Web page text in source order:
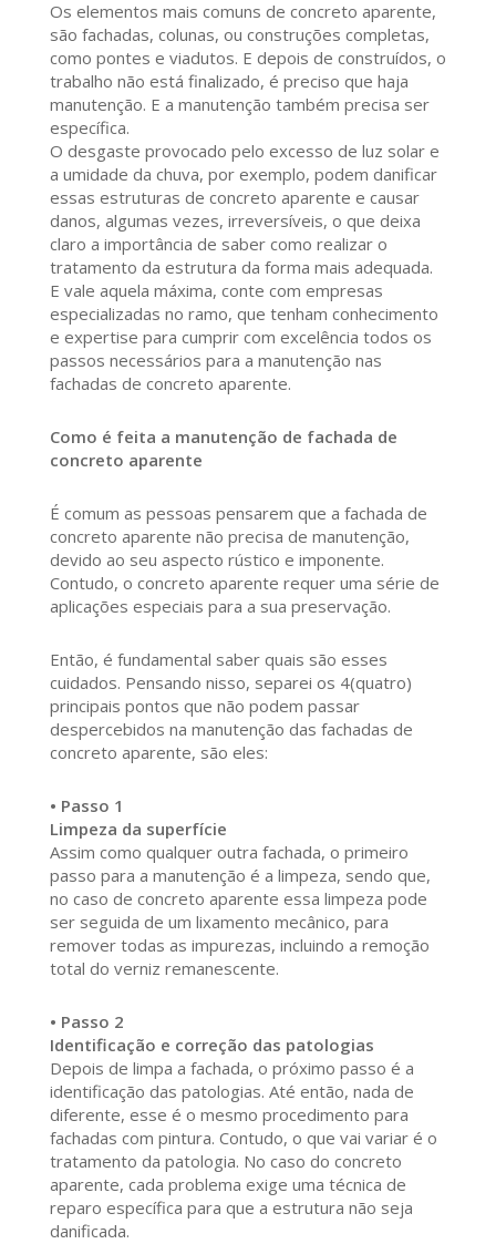
Os elementos mais comuns de concreto aparente,
são fachadas, colunas, ou construções completas,
como pontes e viadutos. E depois de construídos, o
trabalho não está finalizado, é preciso que haja
manutenção. E a manutenção também precisa ser
específica.
O desgaste provocado pelo excesso de luz solar e
a umidade da chuva, por exemplo, podem danificar
essas estruturas de concreto aparente e causar
danos, algumas vezes, irreversíveis, o que deixa
claro a importância de saber como realizar o
tratamento da estrutura da forma mais adequada.
E vale aquela máxima, conte com empresas
especializadas no ramo, que tenham conhecimento
e expertise para cumprir com excelência todos os
passos necessários para a manutenção nas
fachadas de concreto aparente.
Como é feita a manutenção de fachada de
concreto aparente
É comum as pessoas pensarem que a fachada de
concreto aparente não precisa de manutenção,
devido ao seu aspecto rústico e imponente.
Contudo, o concreto aparente requer uma série de
aplicações especiais para a sua preservação.
Então, é fundamental saber quais são esses
cuidados. Pensando nisso, separei os 4(quatro)
principais pontos que não podem passar
despercebidos na manutenção das fachadas de
concreto aparente, são eles:
• Passo 1
Limpeza da superfície
Assim como qualquer outra fachada, o primeiro
passo para a manutenção é a limpeza, sendo que,
no caso de concreto aparente essa limpeza pode
ser seguida de um lixamento mecânico, para
remover todas as impurezas, incluindo a remoção
total do verniz remanescente.
• Passo 2
Identificação e correção das patologias
Depois de limpa a fachada, o próximo passo é a
identificação das patologias. Até então, nada de
diferente, esse é o mesmo procedimento para
fachadas com pintura. Contudo, o que vai variar é o
tratamento da patologia. No caso do concreto
aparente, cada problema exige uma técnica de
reparo específica para que a estrutura não seja
danificada.